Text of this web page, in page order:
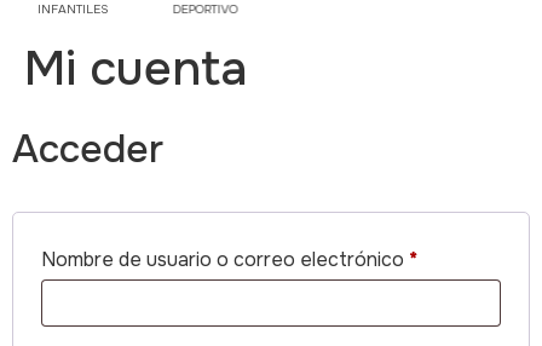
INFANTILES
DEPORTIVO
Mi cuenta
Acceder
Nombre de usuario o correo electrónico *